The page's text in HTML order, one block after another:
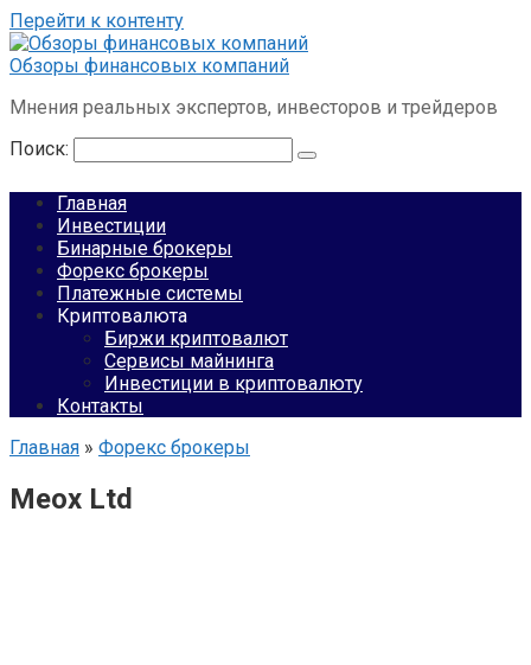
Перейти к контенту
Обзоры финансовых компаний
Мнения реальных экспертов, инвесторов и трейдеров
Поиск:
Главная
Инвестиции
Бинарные брокеры
Форекс брокеры
Платежные системы
Криптовалюта
Биржи криптовалют
Сервисы майнинга
Инвестиции в криптовалюту
Контакты
Главная » Форекс брокеры
Meox Ltd